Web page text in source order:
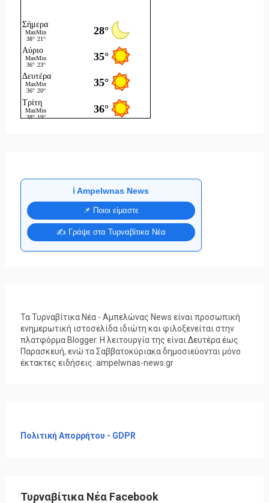
ℹ️ Ampelwnas News
📌 Ποιοι είμαστε
✍️ Γράψε στα Τυρναβίτικα Νέα
Τα Τυρναβίτικα Νέα - Αμπελώνας News είναι προσωπική
ενημερωτική ιστοσελίδα ιδιώτη και φιλοξενείται στην
πλατφόρμα Blogger. Η λειτουργία της είναι Δευτέρα έως
Παρασκευή, ενώ τα Σαββατοκύριακα δημοσιεύονται μόνο
έκτακτες ειδήσεις. ampelwnas-news.gr
Πολιτική Απορρήτου - GDPR
Τυρναβίτικα Νέα Facebook